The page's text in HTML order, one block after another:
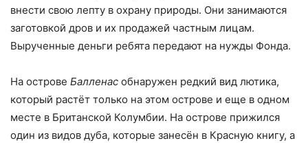
внести свою лепту в охрану природы. Они занимаются
заготовкой дров и их продажей частным лицам.
Вырученные деньги ребята передают на нужды Фонда.
На острове Балленас обнаружен редкий вид лютика,
который растёт только на этом острове и еще в одном
месте в Британской Колумбии. На острове прижился
один из видов дуба, которые занесён в Красную книгу, а